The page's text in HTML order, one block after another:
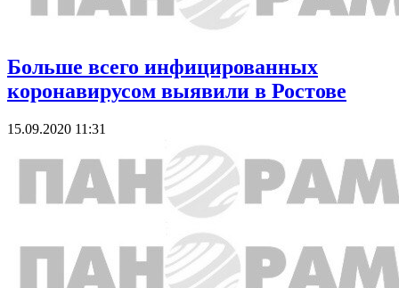
Больше всего инфицированных
коронавирусом выявили в Ростове
15.09.2020 11:31